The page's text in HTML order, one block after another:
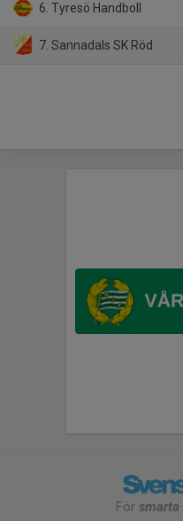
6. Tyresö Handboll
7. Sannadals SK Röd
För smarta